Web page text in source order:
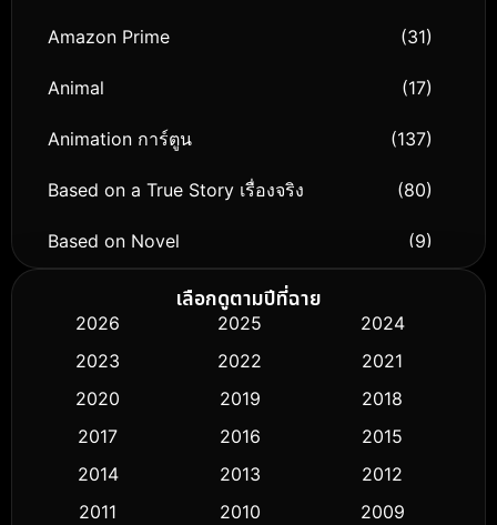
Amazon Prime (31)
Animal (17)
Animation การ์ตูน (137)
Based on a True Story เรื่องจริง (80)
Based on Novel (9)
Biography ชีวิตจริง
Classic หนังคลาสสิก (50)
Comedy ตลก (433)
เลือกดูตามปีที่ฉาย
2026 2025
2024
2023
2022
2021
2020
2019
2018
2017
2016
2015
2014
2013
2012
2011
2010
2009